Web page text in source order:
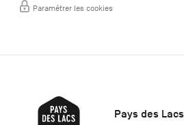
Paramétrer les cookies
Pays des Lacs